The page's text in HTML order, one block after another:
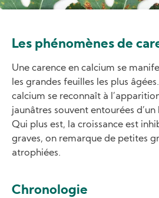
Les phénomènes de
Une carence en calcium se
les grandes feuilles les plus
calcium se reconnaît à
jaunâtres souvent entourées
Qui plus est, la croissance est
graves, on remarque de petites
atrophiées.
Chronologie